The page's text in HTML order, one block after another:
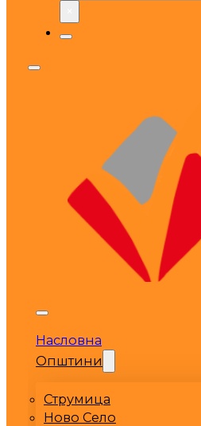
Насловна
Општини
Струмица
Ново Село